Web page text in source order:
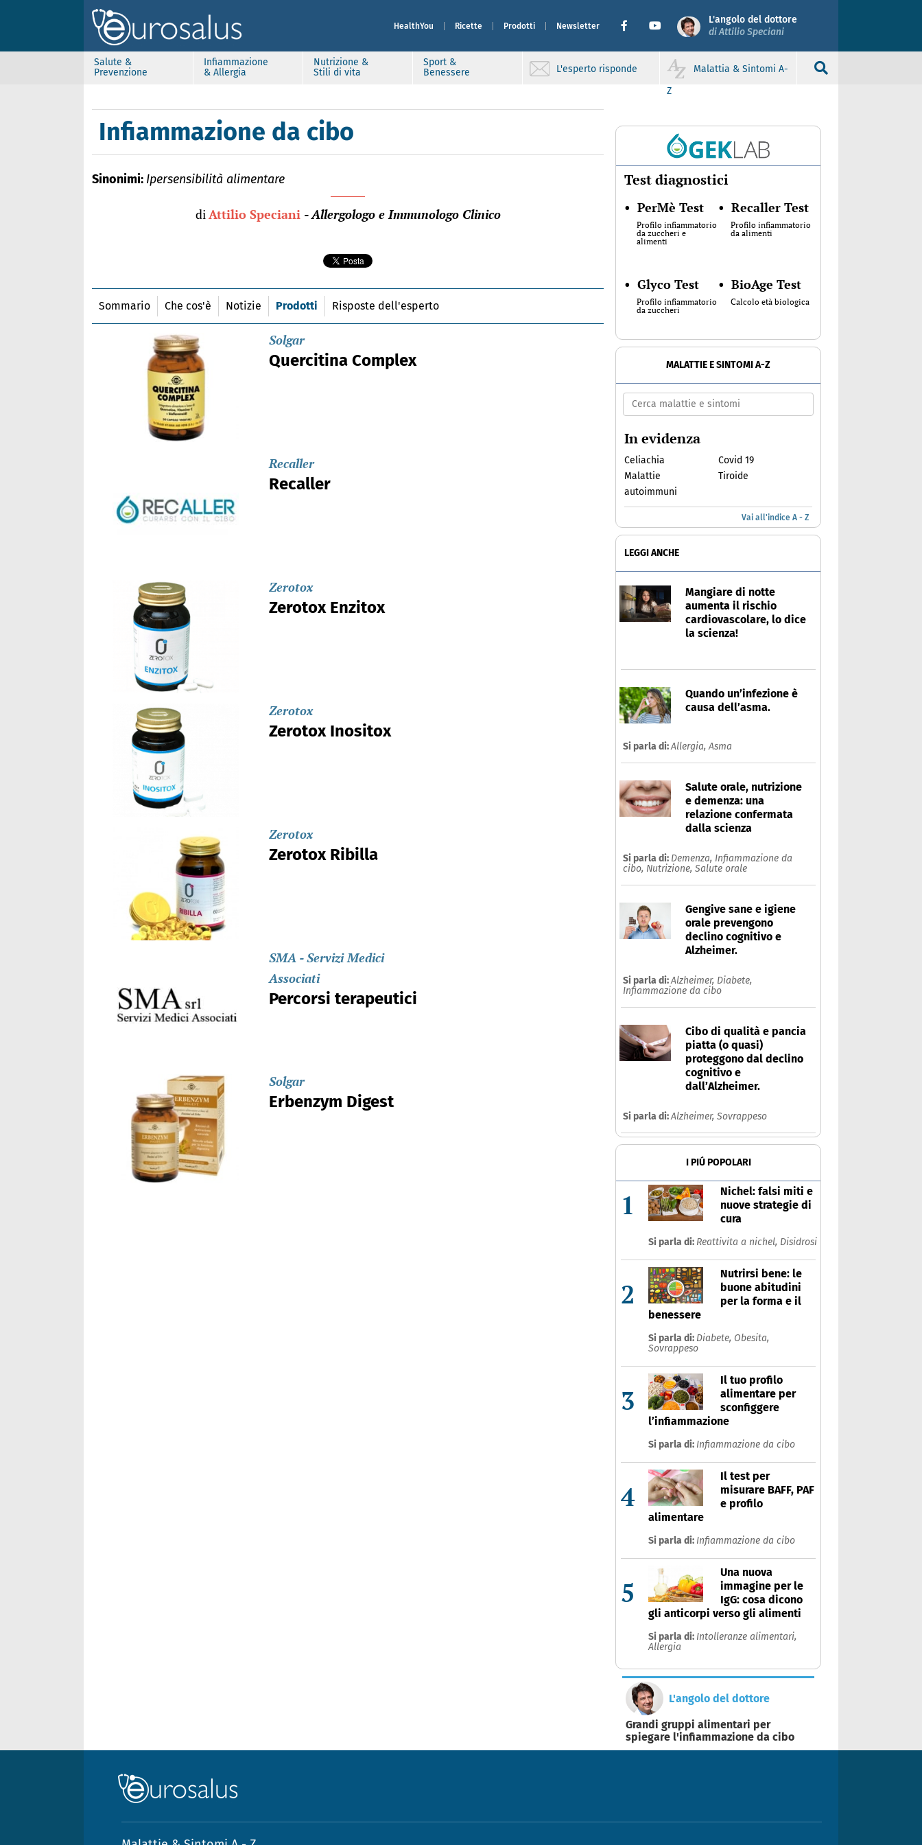
HealthYou Ricette Prodotti Newsletter
L'angolo del dottore
di Attilio Speciani
Salute &
Prevenzione
Infiammazione
& Allergia
Nutrizione &
Stili di vita
Sport &
Benessere
L'esperto risponde
Malattia & Sintomi A-
Z
Infiammazione da cibo
Sinonimi: Ipersensibilità alimentare
diAttilio Speciani - Allergologo e Immunologo Clinico
Sommario Che cos'è Notizie Prodotti Risposte dell'esperto
Solgar
Quercitina Complex
Recaller
Recaller
Zerotox
Zerotox Enzitox
Zerotox
Zerotox Inositox
Zerotox
Zerotox Ribilla
SMA - Servizi Medici
Associati
Percorsi terapeutici
Solgar
Erbenzym Digest
Test diagnostici
• PerMè Test
Profilo infiammatorio
da zuccheri e
alimenti
• Recaller Test
Profilo infiammatorio
da alimenti
• Glyco Test
Profilo infiammatorio
da zuccheri
• BioAge Test
Calcolo età biologica
MALATTIE E SINTOMI A-Z
In evidenza
Celiachia
Covid 19
Malattie
autoimmuni
Tiroide
Vai all'indice A - Z
LEGGI ANCHE
Mangiare di notte
aumenta il rischio
cardiovascolare, lo dice
la scienza!
Quando un’infezione è
causa dell’asma.
Si parla di:Allergia,Asma
Salute orale, nutrizione
e demenza: una
relazione confermata
dalla scienza
Si parla di: Demenza, Infiammazione da
cibo, Nutrizione, Salute orale
Gengive sane e igiene
orale prevengono
declino cognitivo e
Alzheimer.
Si parla di:Alzheimer, Diabete,
Infiammazione da cibo
Cibo di qualità e pancia
piatta (o quasi)
proteggono dal declino
cognitivo e
dall’Alzheimer.
Si parla di:Alzheimer, Sovrappeso
I PIÚ POPOLARI
1
Nichel: falsi miti e
nuove strategie di
cura
Si parla di: Reattivita a nichel, Disidrosi
2
Nutrirsi bene: le
buone abitudini
per la forma e il
benessere
Si parla di: Diabete, Obesita,
Sovrappeso
3
Il tuo profilo
alimentare per
sconfiggere
l’infiammazione
Si parla di: Infiammazione da cibo
4
Il test per
misurare BAFF, PAF
e profilo
alimentare
Si parla di: Infiammazione da cibo
5
Una nuova
immagine per le
IgG: cosa dicono
gli anticorpi verso gli alimenti
Si parla di: Intolleranze alimentari,
Allergia
L'angolo del dottore
Grandi gruppi alimentari per
spiegare l'infiammazione da cibo